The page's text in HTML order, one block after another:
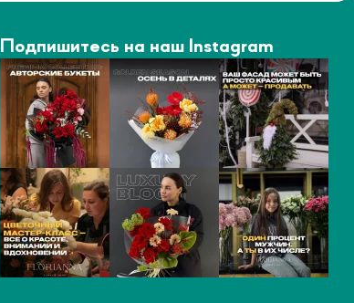
Подпишитесь на наш Instagram